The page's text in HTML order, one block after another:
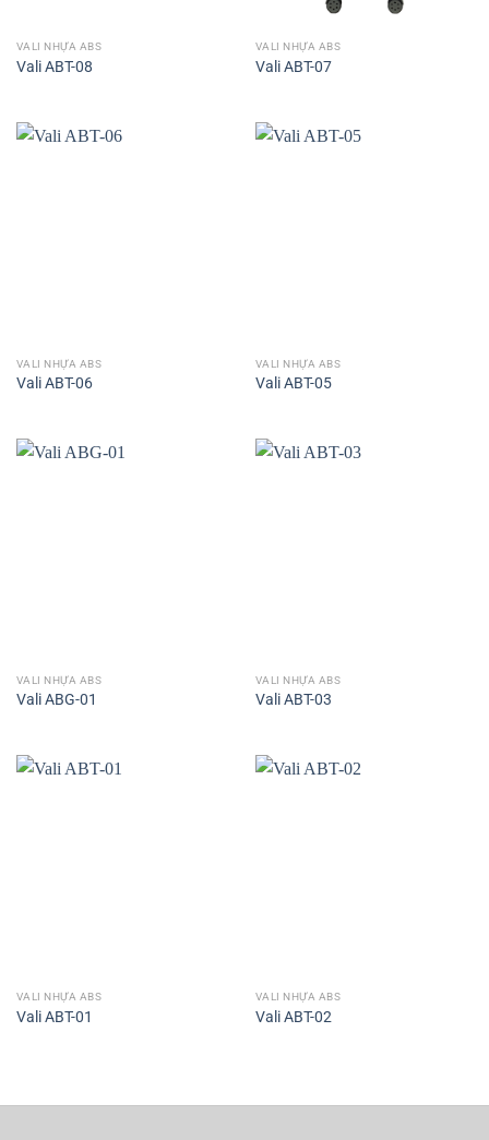
VALI NHỰA ABS
Vali ABT-08
VALI NHỰA ABS
Vali ABT-07
VALI NHỰA ABS
Vali ABT-06
VALI NHỰA ABS
Vali ABT-05
VALI NHỰA ABS
Vali ABG-01
VALI NHỰA ABS
Vali ABT-03
VALI NHỰA ABS
Vali ABT-01
VALI NHỰA ABS
Vali ABT-02